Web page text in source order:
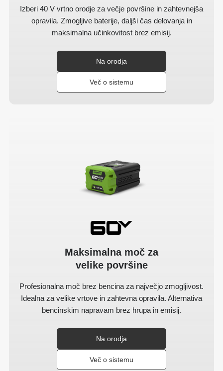
Izberi 40 V vrtno orodje za večje površine in zahtevnejša
opravila. Zmogljive baterije, daljši čas delovanja in
maksimalna učinkovitost brez emisij.
Na orodja
Več o sistemu
Maksimalna moč za
velike površine
Profesionalna moč brez bencina za največjo zmogljivost.
Idealna za velike vrtove in zahtevna opravila. Alternativa
bencinskim napravam brez hrupa in emisij.
Na orodja
Več o sistemu